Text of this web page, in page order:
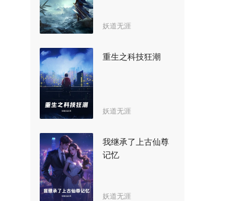
妖道无涯
重生之科技狂潮
妖道无涯
我继承了上古仙尊
记忆
妖道无涯